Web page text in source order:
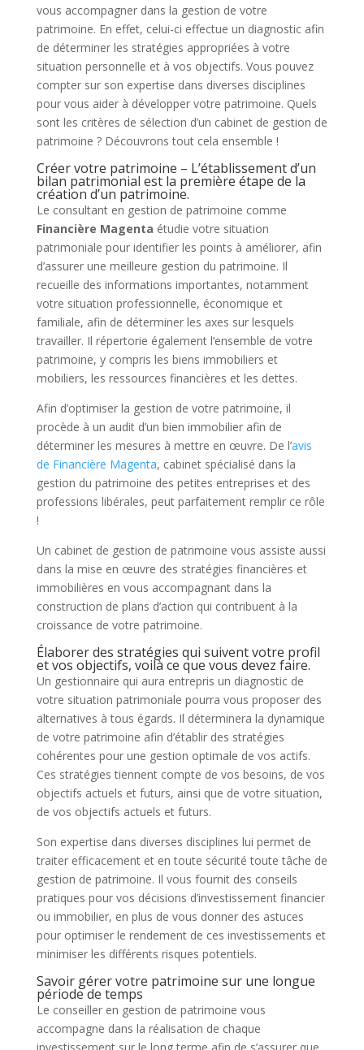
vous accompagner dans la gestion de votre
patrimoine. En effet, celui-ci effectue un diagnostic afin
de déterminer les stratégies appropriées à votre
situation personnelle et à vos objectifs. Vous pouvez
compter sur son expertise dans diverses disciplines
pour vous aider à développer votre patrimoine. Quels
sont les critères de sélection d’un cabinet de gestion de
patrimoine ? Découvrons tout cela ensemble !
Créer votre patrimoine – L’établissement d’un
bilan patrimonial est la première étape de la
création d’un patrimoine.
Le consultant en gestion de patrimoine comme
Financière Magenta étudie votre situation
patrimoniale pour identifier les points à améliorer, afin
d’assurer une meilleure gestion du patrimoine. Il
recueille des informations importantes, notamment
votre situation professionnelle, économique et
familiale, afin de déterminer les axes sur lesquels
travailler. Il répertorie également l’ensemble de votre
patrimoine, y compris les biens immobiliers et
mobiliers, les ressources financières et les dettes.
Afin d’optimiser la gestion de votre patrimoine, il
procède à un audit d’un bien immobilier afin de
déterminer les mesures à mettre en œuvre. De l’avis
de Financière Magenta, cabinet spécialisé dans la
gestion du patrimoine des petites entreprises et des
professions libérales, peut parfaitement remplir ce rôle
!
Un cabinet de gestion de patrimoine vous assiste aussi
dans la mise en œuvre des stratégies financières et
immobilières en vous accompagnant dans la
construction de plans d’action qui contribuent à la
croissance de votre patrimoine.
Élaborer des stratégies qui suivent votre profil
et vos objectifs, voilà ce que vous devez faire.
Un gestionnaire qui aura entrepris un diagnostic de
votre situation patrimoniale pourra vous proposer des
alternatives à tous égards. Il déterminera la dynamique
de votre patrimoine afin d’établir des stratégies
cohérentes pour une gestion optimale de vos actifs.
Ces stratégies tiennent compte de vos besoins, de vos
objectifs actuels et futurs, ainsi que de votre situation,
de vos objectifs actuels et futurs.
Son expertise dans diverses disciplines lui permet de
traiter efficacement et en toute sécurité toute tâche de
gestion de patrimoine. Il vous fournit des conseils
pratiques pour vos décisions d’investissement financier
ou immobilier, en plus de vous donner des astuces
pour optimiser le rendement de ces investissements et
minimiser les différents risques potentiels.
Savoir gérer votre patrimoine sur une longue
période de temps
Le conseiller en gestion de patrimoine vous
accompagne dans la réalisation de chaque